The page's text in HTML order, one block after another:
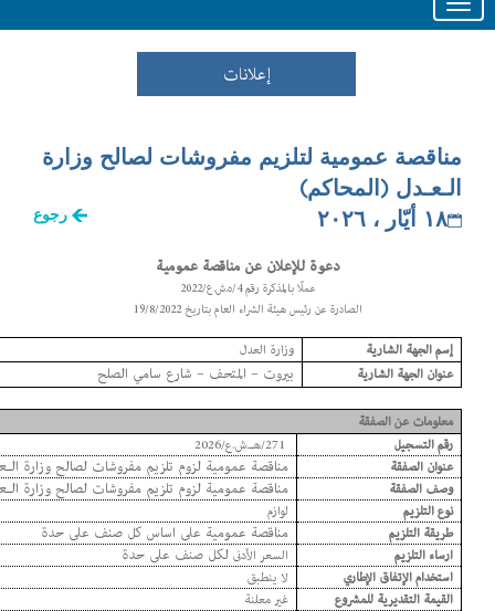
Toggle
إعلانات
مناقصة عمومية لتلزيم مفروشات لصالح وزارة
الـعـدل (المحاكم)
١٨ أيّار ، ٢٠٢٦
رجوع
دعوة للإعلان عن مناقصة عمومية
عملًا بالمذكرة رقم 4/ ه.ش.ع/2022
الصادرة عن رئيس هيئة الشراء العام بتاريخ 19/8/2022
إسم الجهة الشارية
وزارة العدل
عنوان الجهة الشارية
بيروت – المتحف – شارع سامي الصلح
معلومات عن الصفقة
رقم التسجيل
عنوان الصفقة
مناقصة عمومية لزوم تلزيم مفروشات لصالح وزارة
وصف الصفقة مناقصة عمومية لزوم تلزيم مفروشات لصالح وزارة
نوع التلزيم
لوازم
طريقةالتلزيم مناقصة عمومية على اساس كل صنف على حدة
ارساء التلزيم السعر الأدنى لكل صنف على حدة
استخدام الإتفاق الإطاري
لا ينطبق
القيمة التقديرية للمشروع
غير معلنة